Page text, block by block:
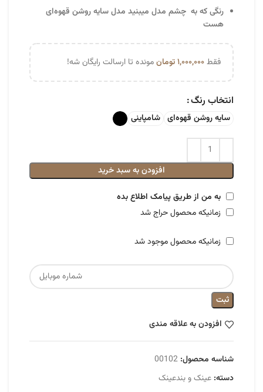
رنگی که به چشم مدل میبنید مدل سایه روشن قهوه‌ای
هست
فقط۱,۰۰۰,۰۰۰تومانمونده تا ارسالت رایگان شه!
انتخاب رنگ
سایه روشن قهوه‌ای شامپاینی
افزودن به سبد خرید
به من از طریق پیامک اطلاع بده
زمانیکه محصول حراج شد
زمانیکه محصول موجود شد
ثبت
افزودن به علاقه مندی
شناسه محصول: 00102
دسته: عینک و بندعینک